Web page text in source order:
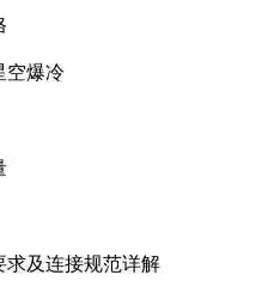
空爆冷
求及连接规范详解